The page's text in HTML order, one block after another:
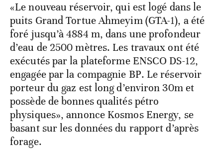
«Le nouveau réservoir, qui est logé dans le
puits Grand Tortue Ahmeyim (GTA-1), a été
foré jusqu’à 4884 m, dans une profondeur
d’eau de 2500 mètres. Les travaux ont été
exécutés par la plateforme ENSCO DS-12,
engagée par la compagnie BP. Le réservoir
porteur du gaz est long d’environ 30m et
possède de bonnes qualités pétro
physiques», annonce Kosmos Energy, se
basant sur les données du rapport d’après
forage.